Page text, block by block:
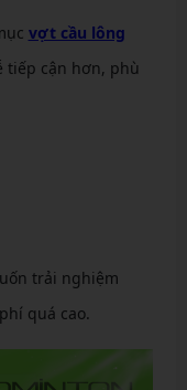
vợt cầu lông
tiếp cận hơn, phù
trải nghiệm
quá cao.